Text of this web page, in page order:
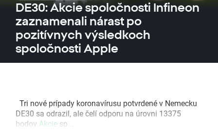
DE30: Akcie spoločnosti Infineon
zaznamenali nárast po
pozitívnych výsledkoch
spoločnosti Apple
Tri nové prípady koronavírusu potvrdené v Nemecku
DE30 sa odrazil, ale čelí odporu na úrovni 13375
bodov Akcie sp...